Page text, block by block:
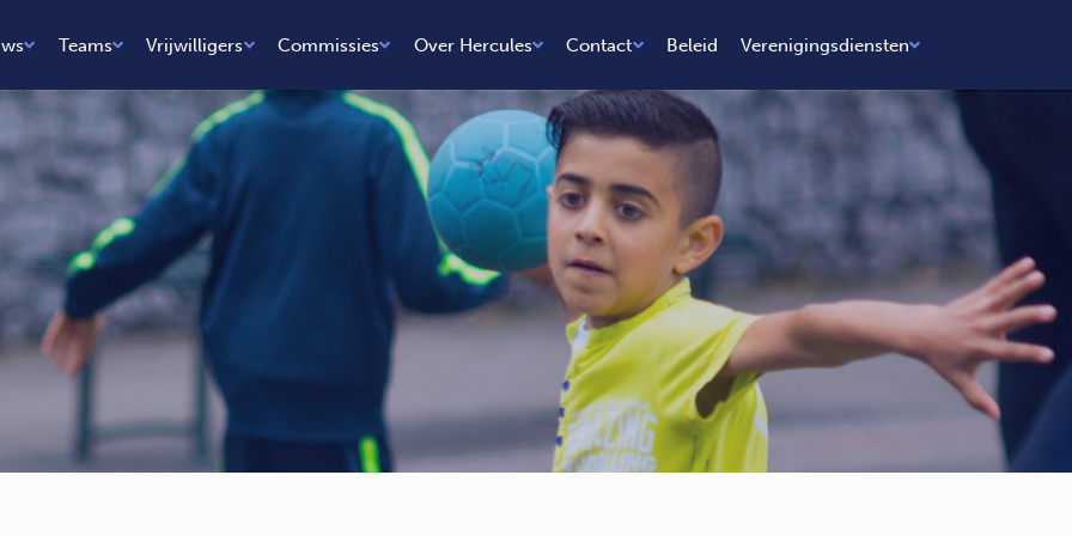
Teams Vrijwilligers Commissies Over Hercules Contact Beleid Verenigingsdiensten